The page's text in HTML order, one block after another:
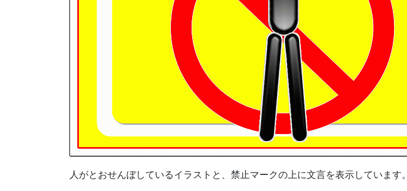
人がとおせんぼしているイラストと、禁止マークの上に文言を表示しています。